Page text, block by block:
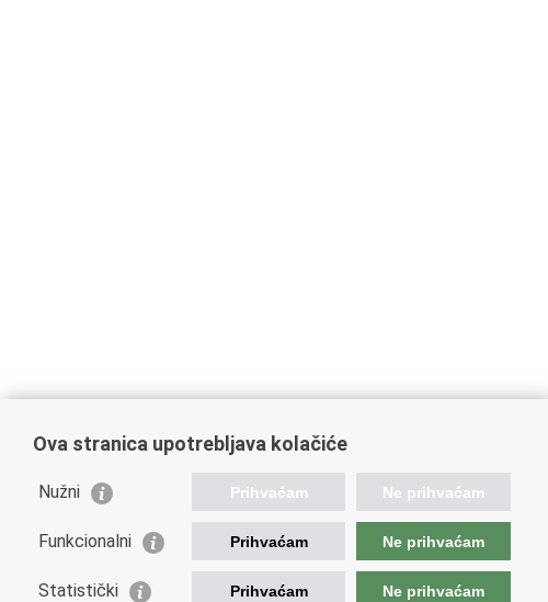
Ova stranica upotrebljava kolačiće
Nužni Prihvaćam Ne prihvaćam
Funkcionalni Prihvaćam Ne prihvaćam
Statistički Prihvaćam Ne prihvaćam